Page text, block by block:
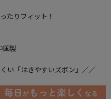
たりフィット！
国製
い「はきやすいズボン」／／